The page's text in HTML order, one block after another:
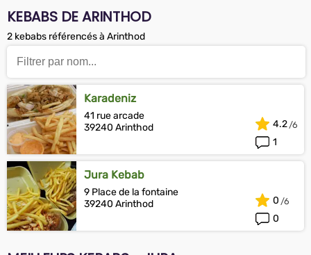
KEBABS DE ARINTHOD
2 kebabs référencés à Arinthod
Karadeniz
41 rue arcade
39240 Arinthod
1
4.2
Jura Kebab
9 Place de la fontaine
39240 Arinthod
0
0